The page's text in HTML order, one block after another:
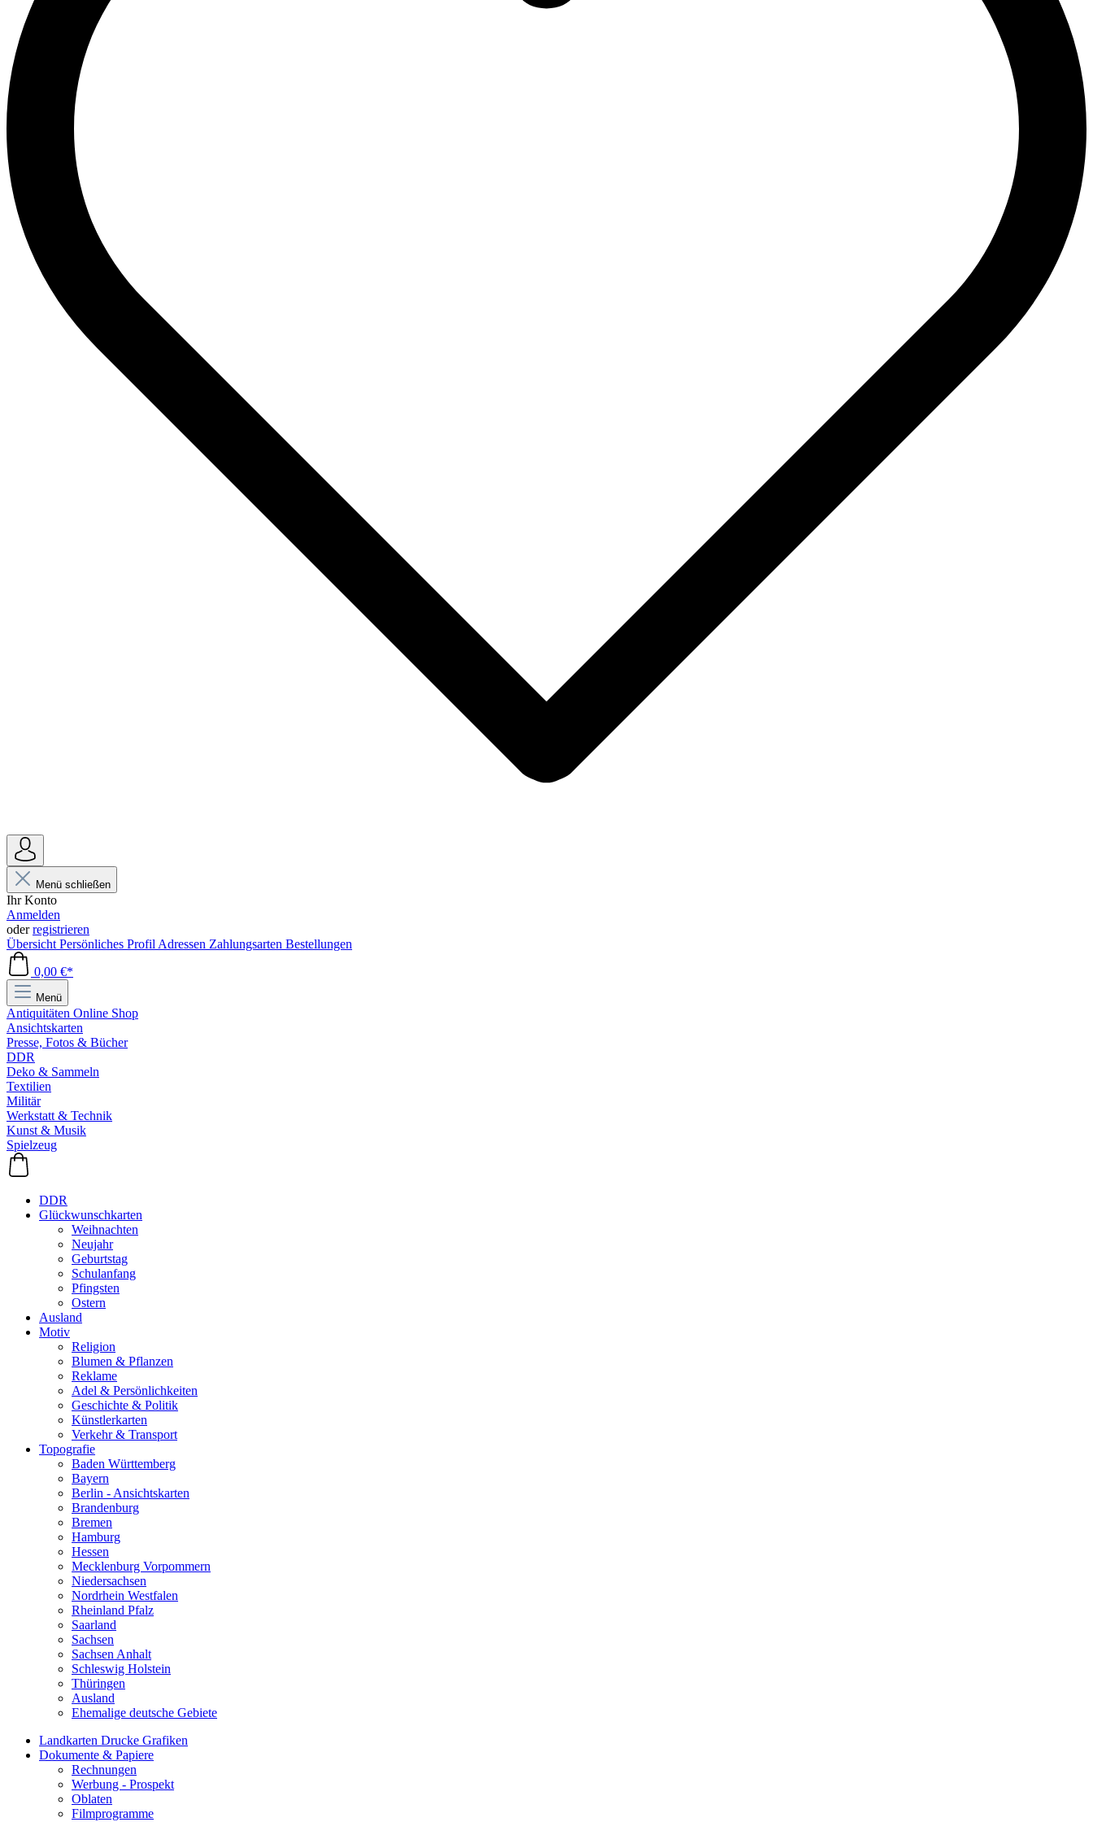
Menü schließen
Ihr Konto
Anmelden
oderregistrieren
Übersicht Persönliches Profil Adressen Zahlungsarten Bestellungen
0,00 €*
Menü
Antiquitäten Online Shop
Ansichtskarten
Presse, Fotos & Bücher
DDR
Deko & Sammeln
Textilien
Militär
Werkstatt & Technik
Kunst & Musik
Spielzeug
DDR
Glückwunschkarten
Weihnachten
Neujahr
Geburtstag
Schulanfang
Pfingsten
Ostern
Ausland
Motiv
Religion
Blumen & Pflanzen
Reklame
Adel & Persönlichkeiten
Geschichte & Politik
Künstlerkarten
Verkehr & Transport
Topografie
Baden Württemberg
Bayern
Berlin - Ansichtskarten
Brandenburg
Bremen
Hamburg
Hessen
Mecklenburg Vorpommern
Niedersachsen
Nordrhein Westfalen
Rheinland Pfalz
Saarland
Sachsen
Sachsen Anhalt
Schleswig Holstein
Thüringen
Ausland
Ehemalige deutsche Gebiete
Landkarten Drucke Grafiken
Dokumente & Papiere
Rechnungen
Werbung - Prospekt
Oblaten
Filmprogramme